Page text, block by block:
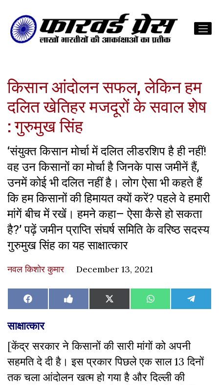
किसान आंदोलन सफल, लेकिन हम
दलित खेतिहर मजदूरों के सवाल शेष
: गुरुमुख सिंह
‘संयुक्त किसान मोर्चा में दलित लीडरशिप है ही नहीं!
वह उन किसानों का मोर्चा है जिनके पास जमीनें हैं,
उनमें कोई भी दलित नहीं है। लोग ऐसा भी कहते हैं
कि हम किसानों की हिमायत क्यों करें? पहले वे हमारी
मांगें बीच में रखें। हमने कहा– ऐसा कैसे हो सकता
है?’ पढ़ें जमीन प्राप्ति संघर्ष समिति के वरिष्ठ सदस्य
गुरुमुख सिंह का यह साक्षात्कार
नवल किशोर कुमार December 13, 2021
Share
on
Facebook Share
on
Like
on
Share
on
X
(Twitter)
Share
on
WhatsAppShare
on
साक्षात्कार
[केंद्र सरकार ने किसानों की सारी मांगों को अपनी
सहमति दे दी है। इस प्रकार पिछले एक साल 13 दिनों
तक चला आंदोलन खत्म हो गया है और दिल्ली की